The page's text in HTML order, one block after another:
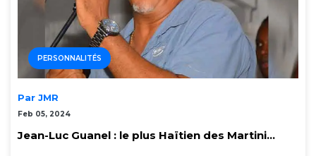
PERSONNALITÉS
Par JMR
Feb 05, 2024
Jean-Luc Guanel : le plus Haïtien des Martini...